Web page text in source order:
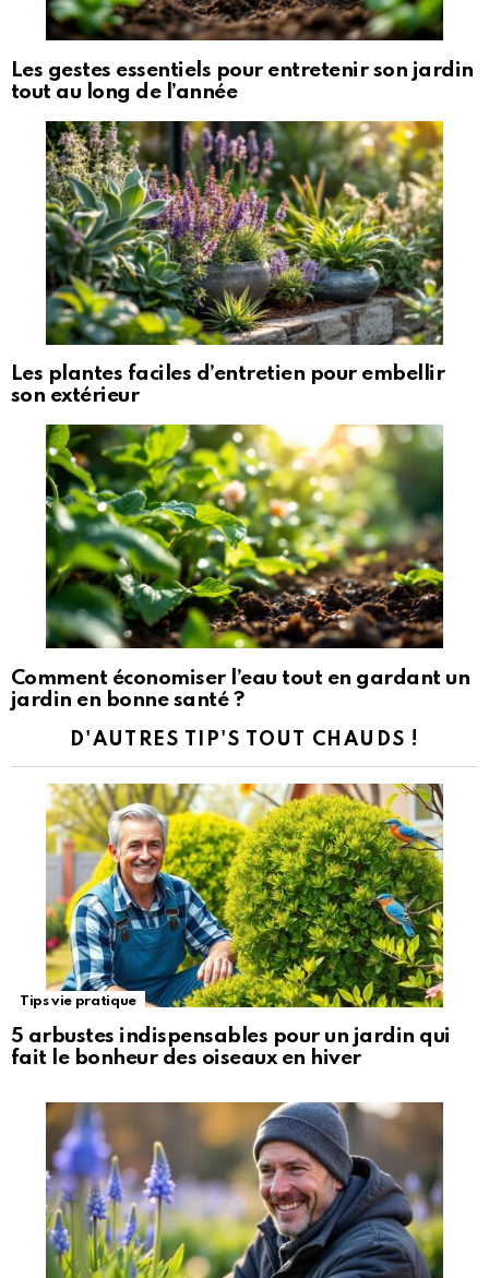
Les gestes essentiels pour entretenir son jardin
tout au long de l’année
Les plantes faciles d’entretien pour embellir
son extérieur
Comment économiser l’eau tout en gardant un
jardin en bonne santé ?
D'AUTRES TIP'S TOUT CHAUDS !
Tips vie pratique
5 arbustes indispensables pour un jardin qui
fait le bonheur des oiseaux en hiver